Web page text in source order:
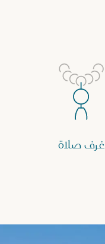
غرف صلاة